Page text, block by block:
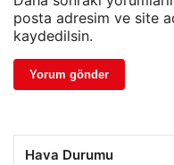
posta adresim ve site
kaydedilsin.
Hava Durumu